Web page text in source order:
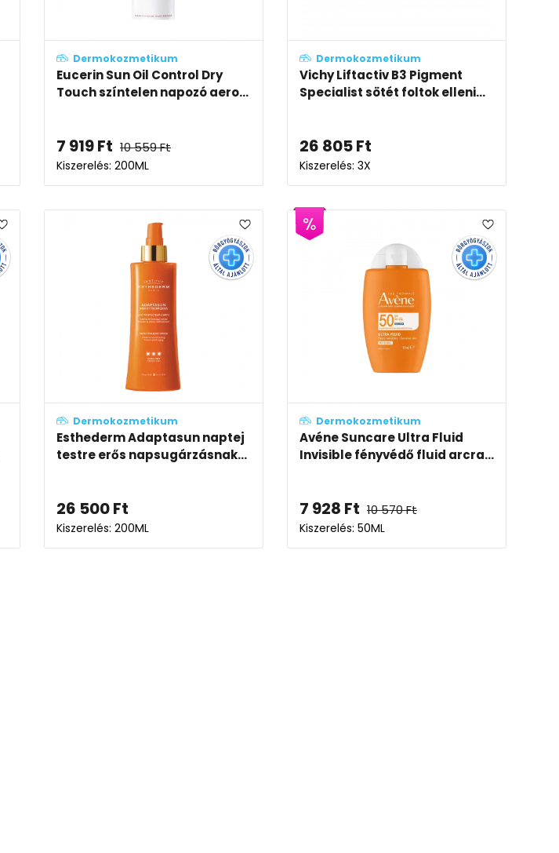
Dermokozmetikum
Eucerin Sun Oil Control Dry
Touch színtelen napozó aero...
7 919Ft 10 559Ft
Kiszerelés: 200ML
Dermokozmetikum
Vichy Liftactiv B3 Pigment
Specialist sötét foltok elleni...
26 805Ft
Kiszerelés: 3X
Dermokozmetikum
Esthederm Adaptasun naptej
testre erős napsugárzásnak...
26 500Ft
Kiszerelés: 200ML
Dermokozmetikum
Avéne Suncare Ultra Fluid
Invisible fényvédő fluid arcra...
7 928 Ft 10 570Ft
Kiszerelés: 50ML